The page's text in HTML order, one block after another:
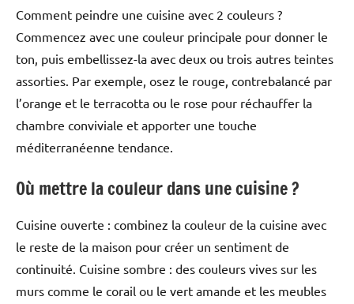
Comment peindre une cuisine avec 2 couleurs ?
Commencez avec une couleur principale pour donner le
ton, puis embellissez-la avec deux ou trois autres teintes
assorties. Par exemple, osez le rouge, contrebalancé par
l’orange et le terracotta ou le rose pour réchauffer la
chambre conviviale et apporter une touche
méditerranéenne tendance.
Où mettre la couleur dans une cuisine ?
Cuisine ouverte : combinez la couleur de la cuisine avec
le reste de la maison pour créer un sentiment de
continuité. Cuisine sombre : des couleurs vives sur les
murs comme le corail ou le vert amande et les meubles